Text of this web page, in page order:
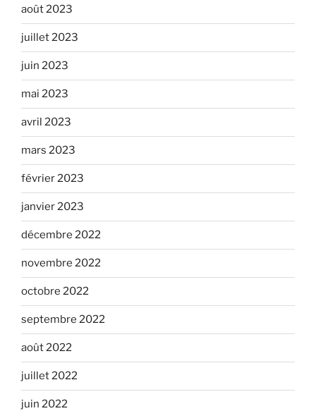
août 2023
juillet 2023
juin 2023
mai 2023
avril 2023
mars 2023
février 2023
janvier 2023
décembre 2022
novembre 2022
octobre 2022
septembre 2022
août 2022
juillet 2022
juin 2022